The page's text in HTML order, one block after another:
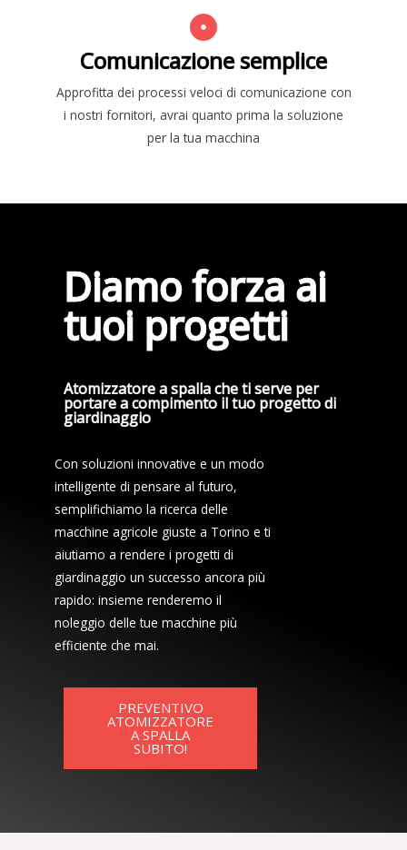
Comunicazione semplice
Approfitta dei processi veloci di comunicazione con
i nostri fornitori, avrai quanto prima la soluzione
per la tua macchina
Diamo forza ai
tuoi progetti
Atomizzatore a spalla che ti serve per
portare a compimento il tuo progetto di
giardinaggio
Con soluzioni innovative e un modo
intelligente di pensare al futuro,
semplifichiamo la ricerca delle
macchine agricole giuste a Torino e ti
aiutiamo a rendere i progetti di
giardinaggio un successo ancora più
rapido: insieme renderemo il
noleggio delle tue macchine più
efficiente che mai.
PREVENTIVO
ATOMIZZATORE
A SPALLA
SUBITO!